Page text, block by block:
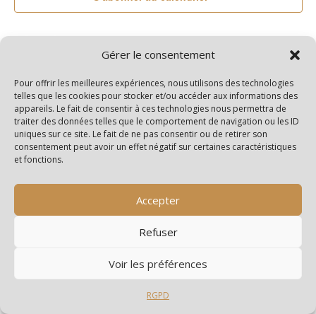
Gérer le consentement
Pour offrir les meilleures expériences, nous utilisons des technologies
telles que les cookies pour stocker et/ou accéder aux informations des
appareils. Le fait de consentir à ces technologies nous permettra de
traiter des données telles que le comportement de navigation ou les ID
uniques sur ce site. Le fait de ne pas consentir ou de retirer son
consentement peut avoir un effet négatif sur certaines caractéristiques
et fonctions.
Accepter
Refuser
Voir les préférences
RGPD
Catégories
Edito